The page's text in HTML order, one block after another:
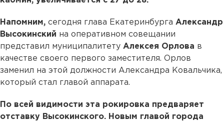
Напомним, сегодня глава Екатеринбурга Александр
Высокинский на оперативном совещании
представил муниципалитету Алексея Орлова в
качестве своего первого заместителя. Орлов
заменил на этой должности Александра Ковальчика,
который стал главой аппарата.
По всей видимости эта рокировка предваряет
отставку Высокинского. Новым главой города